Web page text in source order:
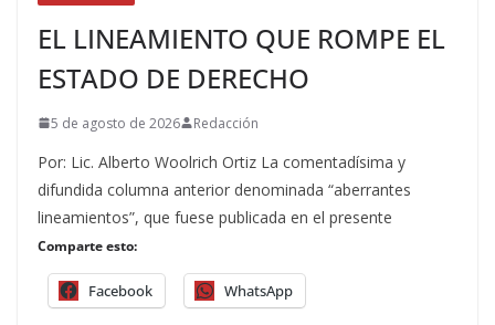
EL LINEAMIENTO QUE ROMPE EL
ESTADO DE DERECHO
5 de agosto de 2026 Redacción
Por: Lic. Alberto Woolrich Ortiz La comentadísima y
difundida columna anterior denominada “aberrantes
lineamientos”, que fuese publicada en el presente
Comparte esto:
Facebook WhatsApp